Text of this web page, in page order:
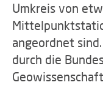
Umkreis von
angeordnet
durch die